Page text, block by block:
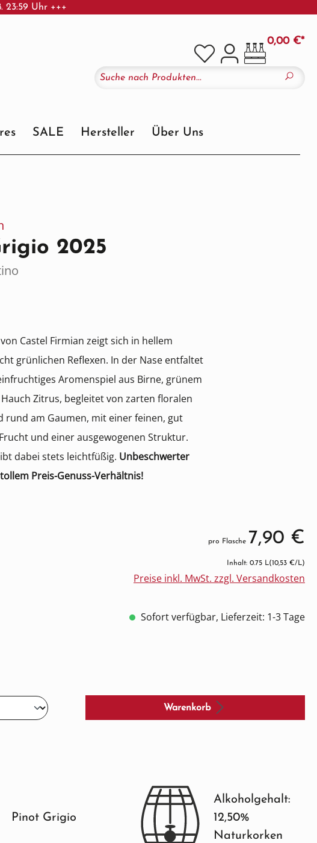
23:59 Uhr +++
0,00 €*
SALE Hersteller Über Uns
2025
Castel Firmian zeigt sich in hellem
grünlichen Reflexen. In der Nase entfaltet
Aromenspiel aus Birne, grünem
Zitrus, begleitet von zarten floralen
rund am Gaumen, mit einer feinen, gut
und einer ausgewogenen Struktur.
dabei stets leichtfüßig. Unbeschwerter
Preis-Genuss-Verhältnis!
pro Flasche 7,90 €
Inhalt: 0.75 L(10,53 €/L)
Preise inkl. MwSt. zzgl. Versandkosten
Sofort verfügbar, Lieferzeit: 1-3 Tage
Warenkorb
Pinot Grigio
Alkoholgehalt:
12,50%
Naturkorken